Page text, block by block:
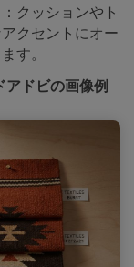
クッションやト
クセントにオー
す。
ドビの画像例